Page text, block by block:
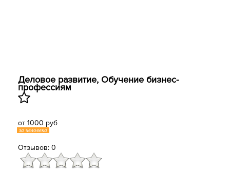
Деловое развитие, ​Обучение бизнес-
профессиям
от 1000 руб
за человека
Отзывов: 0